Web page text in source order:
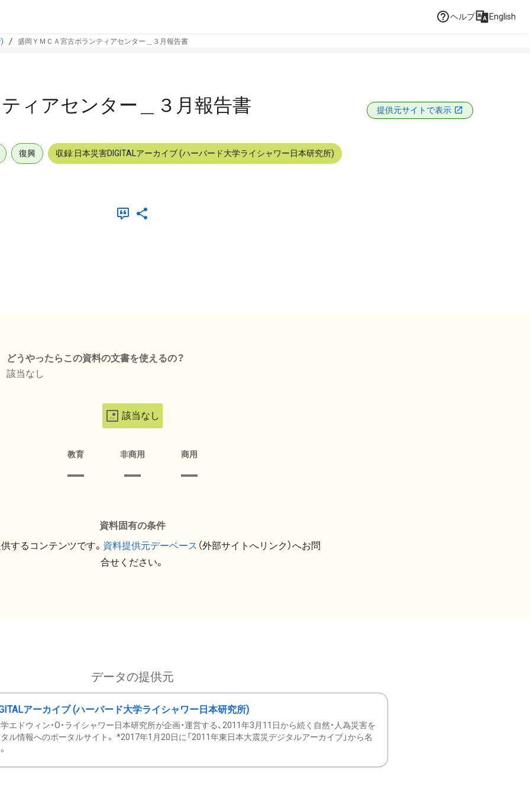
ヘルプ English
盛岡ＹＭＣＡ宮古ボランティアセンター＿３月報告書
ィアセンター＿３月報告書 提供元サイトで表示
復興 収録:日本災害DIGITALアーカイブ (ハーバード大学ライシャワー日本研究所)
どうやったらこの資料の文書を使えるの？
該当なし
該当なし
教育 非商用 商用
資料固有の条件
するコンテンツです。 資料提供元デーベース （外部サイトへリンク）へお問
合せください。
データの提供元
アーカイブ (ハーバード大学ライシャワー日本研究所)
エドウィン・O・ライシャワー日本研究所が企画・運営する、2011年3月11日から続く自然・人為災害を
ル情報へのポータルサイト。 *2017年1月20日に「2011年東日本大震災デジタルアーカイブ」から名